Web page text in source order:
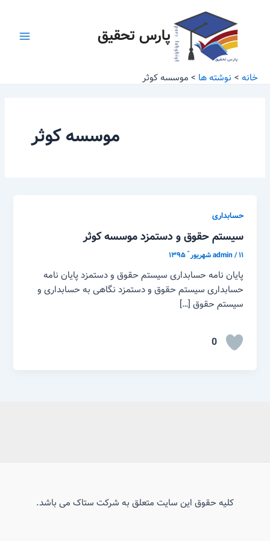
پارس تحقیق
خانه نوشته ها موسسه کوثر
موسسه کوثر
حسابداری
سیستم حقوق و دستمزد موسسه کوثر
admin/۱۱ شهریور ّ ۱۳۹۵
پایان نامه حسابداری سیستم حقوق و دستمزد پایان نامه
حسابداری سیستم حقوق و دستمزد نگاهی به حسابداری و
سیستم حقوق […]
0
کلیه حقوق این سایت متعلق به شرکت ستاک می باشد.